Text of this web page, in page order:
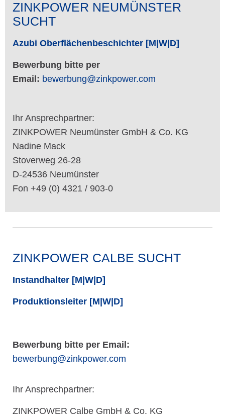
ZINKPOWER NEUMÜNSTER
SUCHT
Azubi Oberflächenbeschichter [M|W|D]
Bewerbung bitte per
Email: bewerbung@zinkpower.com
Ihr Ansprechpartner:
ZINKPOWER Neumünster GmbH & Co. KG
Nadine Mack
Stoverweg 26-28
D-24536 Neumünster
Fon +49 (0) 4321 / 903-0
ZINKPOWER CALBE SUCHT
Instandhalter [M|W|D]
Produktionsleiter [M|W|D]
Bewerbung bitte per Email:
bewerbung@zinkpower.com
Ihr Ansprechpartner:
ZINKPOWER Calbe GmbH & Co. KG